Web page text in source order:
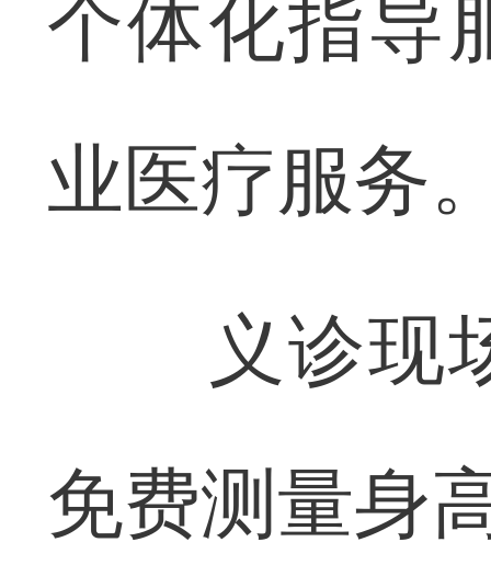
个体化指导
业医疗服务
义诊现场
免费测量身